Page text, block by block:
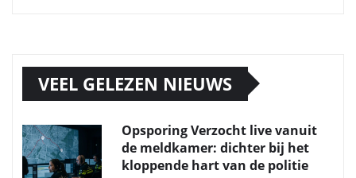
VEEL GELEZEN NIEUWS
Opsporing Verzocht live vanuit
de meldkamer: dichter bij het
kloppende hart van de politie